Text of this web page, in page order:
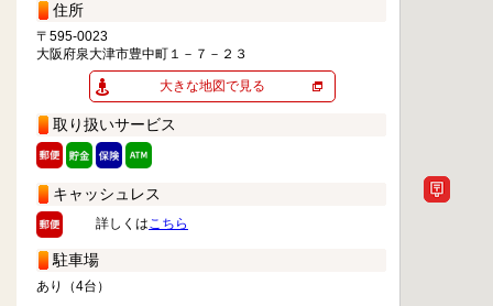
住所
〒595-0023
大阪府泉大津市豊中町１－７－２３
大きな地図で見る
取り扱いサービス
キャッシュレス
詳しくはこちら
駐車場
あり（4台）